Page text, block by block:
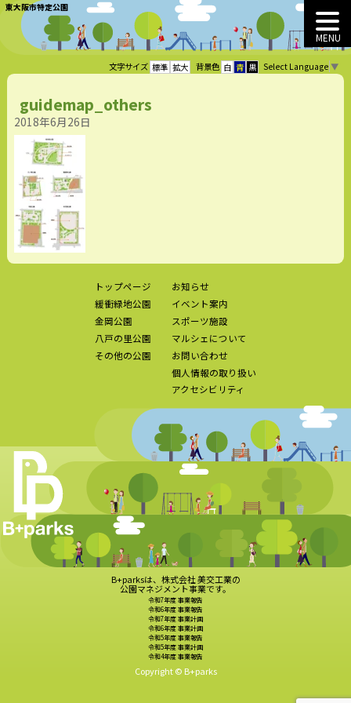
東大阪市特定公園
MENU
文字サイズ 標準 拡大 背景色 白 青 黒 Select Language ▼
guidemap_others
2018年6月26日
トップページ
緩衝緑地公園
金岡公園
八戸の里公園
その他の公園
お知らせ
イベント案内
スポーツ施設
マルシェについて
お問い合わせ
個人情報の取り扱い
アクセシビリティ
B+parksは、株式会社 美交工業の
公園マネジメント事業です。
令和7年度 事業報告
令和6年度 事業報告
令和7年度 事業計画
令和6年度 事業計画
令和5年度 事業報告
令和5年度 事業計画
令和4年度 事業報告
Copyright © B+parks